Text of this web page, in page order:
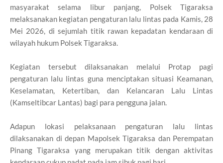
masyarakat selama libur panjang, Polsek Tigaraksa
melaksanakan kegiatan pengaturan lalu lintas pada Kamis, 28
Mei 2026, di sejumlah titik rawan kepadatan kendaraan di
wilayah hukum Polsek Tigaraksa.
Kegiatan tersebut dilaksanakan melalui Protap pagi
pengaturan lalu lintas guna menciptakan situasi Keamanan,
Keselamatan, Ketertiban, dan Kelancaran Lalu Lintas
(Kamseltibcar Lantas) bagi para pengguna jalan.
Adapun lokasi pelaksanaan pengaturan lalu lintas
dilaksanakan di depan Mapolsek Tigaraksa dan Perempatan
Pinang Tigaraksa yang merupakan titik dengan aktivitas